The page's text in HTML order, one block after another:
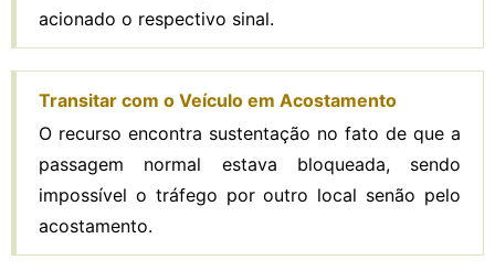
acionado o respectivo sinal.
Transitar com o Veículo em Acostamento
O recurso encontra sustentação no fato de que a
passagem normal estava bloqueada, sendo
impossível o tráfego por outro local senão pelo
acostamento.